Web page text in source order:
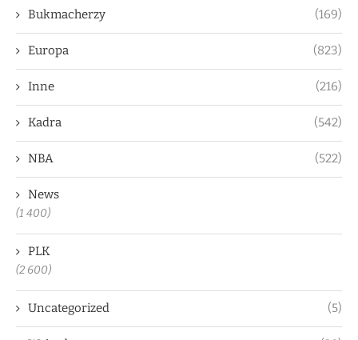
Bukmacherzy (169)
Europa (823)
Inne (216)
Kadra (542)
NBA (522)
News
(1 400)
PLK
(2 600)
Uncategorized (5)